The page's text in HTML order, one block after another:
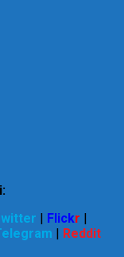
| Flickr |
| Reddit